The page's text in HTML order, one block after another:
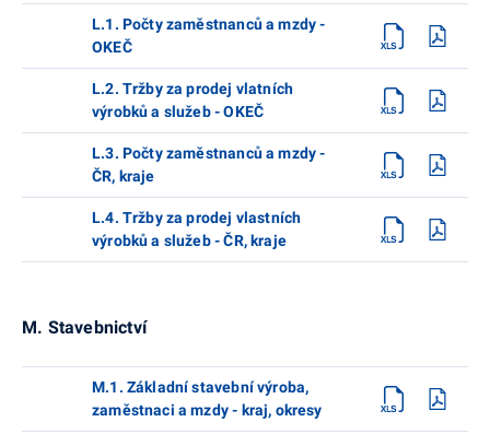
L.1. Počty zaměstnanců a mzdy -
OKEČ
L.2. Tržby za prodej vlatních
výrobků a služeb - OKEČ
L.3. Počty zaměstnanců a mzdy -
ČR, kraje
L.4. Tržby za prodej vlastních
výrobků a služeb - ČR, kraje
M. Stavebnictví
M.1. Základní stavební výroba,
zaměstnaci a mzdy - kraj, okresy